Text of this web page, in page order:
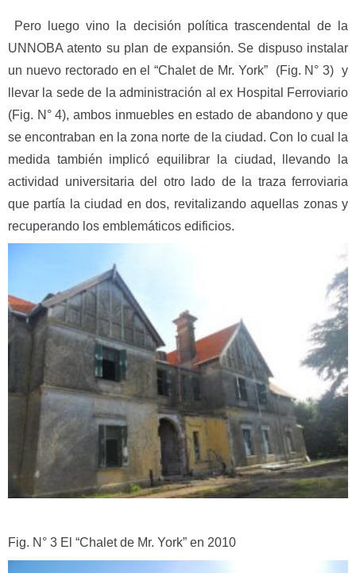
Pero luego vino la decisión política trascendental de la
UNNOBA atento su plan de expansión. Se dispuso instalar
un nuevo rectorado en el “Chalet de Mr. York” (Fig. N° 3) y
llevar la sede de la administración al ex Hospital Ferroviario
(Fig. N° 4), ambos inmuebles en estado de abandono y que
se encontraban en la zona norte de la ciudad. Con lo cual la
medida también implicó equilibrar la ciudad, llevando la
actividad universitaria del otro lado de la traza ferroviaria
que partía la ciudad en dos, revitalizando aquellas zonas y
recuperando los emblemáticos edificios.
Fig. N° 3 El “Chalet de Mr. York” en 2010